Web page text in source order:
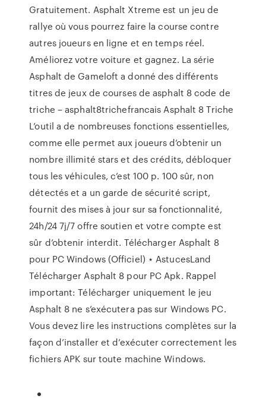
Gratuitement. Asphalt Xtreme est un jeu de
rallye où vous pourrez faire la course contre
autres joueurs en ligne et en temps réel.
Améliorez votre voiture et gagnez. La série
Asphalt de Gameloft a donné des différents
titres de jeux de courses de asphalt 8 code de
triche – asphalt8trichefrancais Asphalt 8 Triche
L’outil a de nombreuses fonctions essentielles,
comme elle permet aux joueurs d’obtenir un
nombre illimité stars et des crédits, débloquer
tous les véhicules, c’est 100 p. 100 sûr, non
détectés et a un garde de sécurité script,
fournit des mises à jour sur sa fonctionnalité,
24h/24 7j/7 offre soutien et votre compte est
sûr d’obtenir interdit. Télécharger Asphalt 8
pour PC Windows (Officiel) ⋆ AstucesLand
Télécharger Asphalt 8 pour PC Apk. Rappel
important: Télécharger uniquement le jeu
Asphalt 8 ne s’exécutera pas sur Windows PC.
Vous devez lire les instructions complètes sur la
façon d’installer et d’exécuter correctement les
fichiers APK sur toute machine Windows.